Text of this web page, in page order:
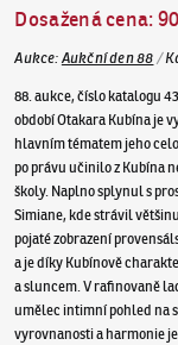
Dosažená cena:
Aukce: Aukční den 88 /
88. aukce, číslo katalogu
období Otakara Kubína je
hlavním tématem jeho
po právu učinilo z Kubína
školy. Naplno splynul s
Simiane, kde strávil
pojaté zobrazení
a je díky Kubínově
a sluncem. V rafinovaně
umělec intimní pohled na
vyrovnanosti a harmonie